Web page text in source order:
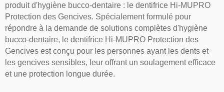
produit d'hygiène bucco-dentaire : le dentifrice Hi-MUPRO
Protection des Gencives. Spécialement formulé pour
répondre à la demande de solutions complètes d'hygiène
bucco-dentaire, le dentifrice Hi-MUPRO Protection des
Gencives est conçu pour les personnes ayant les dents et
les gencives sensibles, leur offrant un soulagement efficace
et une protection longue durée.